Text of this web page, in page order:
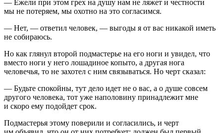
— Ежели при этом грех на душу нам не ляжет и честности
мы не потеряем, мы охотно на это согласимся.
— Нет, — ответил человек, — выгоды я от вас никакой иметь
не собираюсь.
Но как глянул второй подмастерье на его ноги и увидел, что
вместо ноги у него лошадиное копыто, а другая нога
человечья, то не захотел с ним связываться. Но черт сказал:
— Будьте спокойны, тут дело идет не о вас, а о душе совсем
другого человека, тот уже наполовину принадлежит мне
и скоро ему подойдет срок.
Подмастерья этому поверили и согласились, и черт